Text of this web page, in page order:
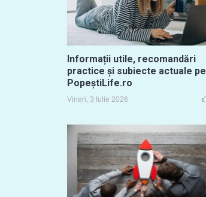
Informații utile, recomandări
practice și subiecte actuale pe
PopeștiLife.ro
Vineri, 3 Iulie 2026